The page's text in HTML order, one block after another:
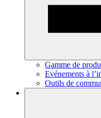
Gamme de
Evénements à
Outils de